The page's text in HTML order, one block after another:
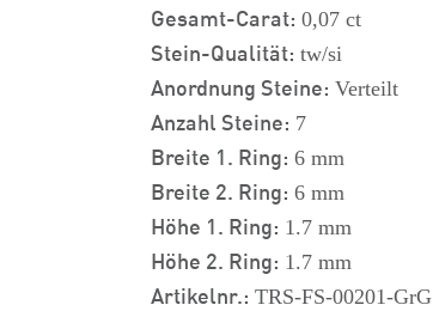
Gesamt-Carat: 0,07 ct
Stein-Qualität: tw/si
Anordnung Steine: Verteilt
Anzahl Steine: 7
Breite 1. Ring: 6 mm
Breite 2. Ring: 6 mm
Höhe 1. Ring: 1.7 mm
Höhe 2. Ring: 1.7 mm
Artikelnr.: TRS-FS-00201-GrG